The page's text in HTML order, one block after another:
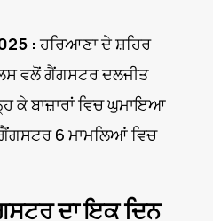
:ਹਰਿਆਣਾ ਦੇ ਸ਼ਹਿਰ
ਵਲੋਂ ਗੈਂਗਸਟਰ ਦਲਜੀਤ
ਕੇ ਬਾਜ਼ਾਰਾਂ ਵਿਚ ਘੁਮਾਇਆ
6 ਮਾਮਲਿਆਂ ਵਿਚ
ਦਾ ਇਕ ਦਿਨ